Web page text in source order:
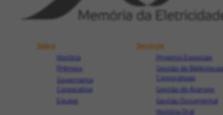
Sobre
História
Prêmios
Governança
Corporativa
Equipe
Serviços
Projetos Especiais
Gestão de Bibliotecas
Corporativas
Gestão de Acervos
Gestão Documental
História Oral